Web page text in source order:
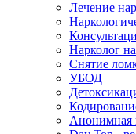
Лечение
Нарколог
Снятие
УБОД
Анонимная